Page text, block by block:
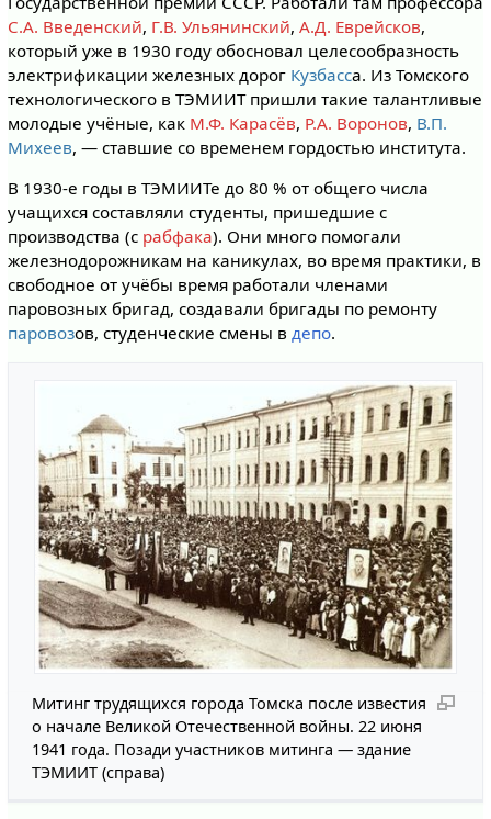
С.А. Введенский, Г.В. Ульянинский, А.Д. Еврейсков,
который уже в 1930 году обосновал целесообразность
электрификации железных дорог Кузбасса. Из Томского
технологического в ТЭМИИТ пришли такие талантливые
молодые учёные, как М.Ф. Карасёв, Р.А. Воронов, В.П.
Михеев, — ставшие со временем гордостью института.
В 1930-е годы в ТЭМИИТе до 80 % от общего числа
учащихся составляли студенты, пришедшие с
производства (с рабфака). Они много помогали
железнодорожникам на каникулах, во время практики, в
свободное от учёбы время работали членами
паровозных бригад, создавали бригады по ремонту
паровозов, студенческие смены в депо.
Митинг трудящихся города Томска после известия
о начале Великой Отечественной войны. 22 июня
1941 года. Позади участников митинга — здание
ТЭМИИТ (справа)